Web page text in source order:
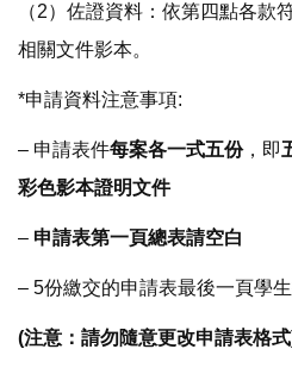
（2）佐證資料：依第四點各款
相關文件影本。
*申請資料注意事項:
– 申請表件每案各一式五份，即
彩色影本證明文件
– 申請表第一頁總表請空白
– 5份繳交的申請表最後一頁學生
(注意：請勿隨意更改申請表格